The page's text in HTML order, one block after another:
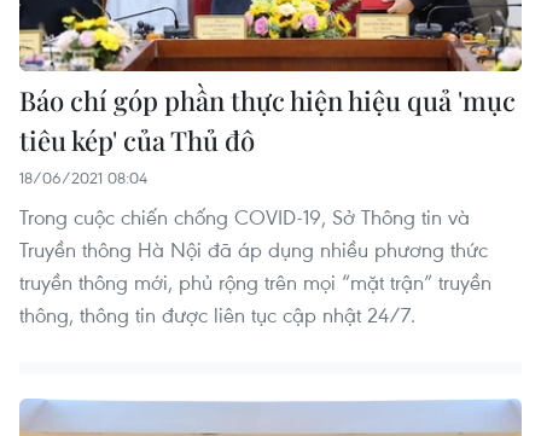
Báo chí góp phần thực hiện hiệu quả 'mục
tiêu kép' của Thủ đô
18/06/2021 08:04
Trong cuộc chiến chống COVID-19, Sở Thông tin và
Truyền thông Hà Nội đã áp dụng nhiều phương thức
truyền thông mới, phủ rộng trên mọi “mặt trận” truyền
thông, thông tin được liên tục cập nhật 24/7.